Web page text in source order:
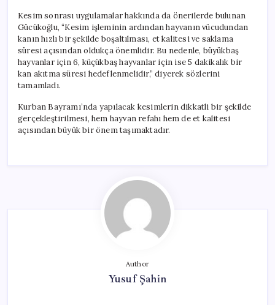
Kesim sonrası uygulamalar hakkında da önerilerde bulunan
Gücükoğlu, “Kesim işleminin ardından hayvanın vücudundan
kanın hızlı bir şekilde boşaltılması, et kalitesi ve saklama
süresi açısından oldukça önemlidir. Bu nedenle, büyükbaş
hayvanlar için 6, küçükbaş hayvanlar için ise 5 dakikalık bir
kan akıtma süresi hedeflenmelidir,” diyerek sözlerini
tamamladı.
Kurban Bayramı’nda yapılacak kesimlerin dikkatli bir şekilde
gerçekleştirilmesi, hem hayvan refahı hem de et kalitesi
açısından büyük bir önem taşımaktadır.
Author
Yusuf Şahin